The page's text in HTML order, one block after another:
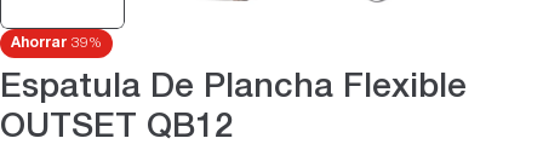
Ahorrar 39%
Espatula De Plancha Flexible
OUTSET QB12